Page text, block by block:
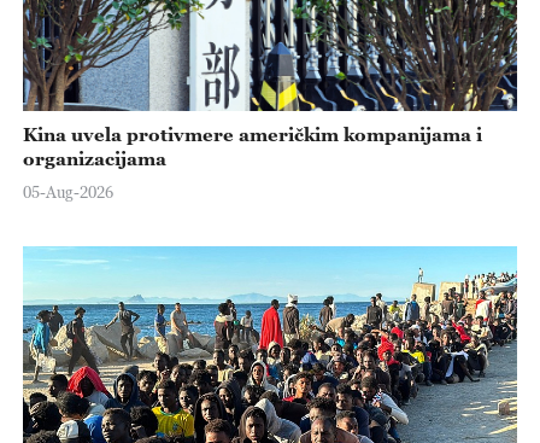
Kina uvela protivmere američkim kompanijama i
organizacijama
05-Aug-2026